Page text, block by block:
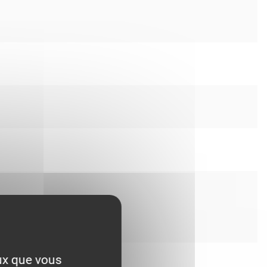
que vous